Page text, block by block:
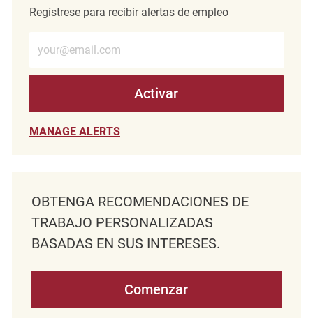
Regístrese para recibir alertas de empleo
Activar
MANAGE ALERTS
OBTENGA RECOMENDACIONES DE
TRABAJO PERSONALIZADAS
BASADAS EN SUS INTERESES.
Comenzar